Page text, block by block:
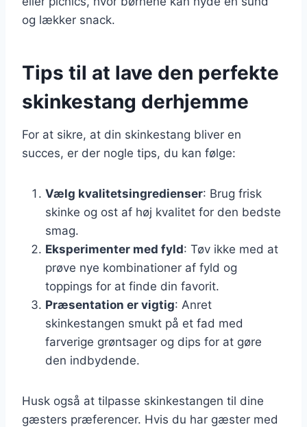
og lækker snack.
Tips til at lave den perfekte
skinkestang derhjemme
For at sikre, at din skinkestang bliver en
succes, er der nogle tips, du kan følge:
Vælg kvalitetsingredienser: Brug frisk
skinke og ost af høj kvalitet for den bedste
smag.
Eksperimenter med fyld: Tøv ikke med at
prøve nye kombinationer af fyld og
toppings for at finde din favorit.
Præsentation er vigtig: Anret
skinkestangen smukt på et fad med
farverige grøntsager og dips for at gøre
den indbydende.
Husk også at tilpasse skinkestangen til dine
gæsters præferencer. Hvis du har gæster med